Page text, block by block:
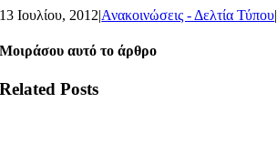
13 Ιουλίου, 2012|Ανακοινώσεις - Δελτία Τύπου|
Μοιράσου αυτό το άρθρο
Related Posts